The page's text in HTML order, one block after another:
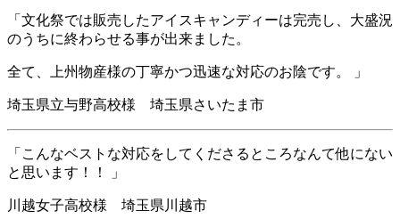
「文化祭では販売したアイスキャンディーは完売し、大盛況
のうちに終わらせる事が出来ました。
全て、上州物産様の丁寧かつ迅速な対応のお陰です。 」
埼玉県立与野高校様 埼玉県さいたま市
「こんなベストな対応をしてくださるところなんて他にない
と思います！！ 」
川越女子高校様 埼玉県川越市